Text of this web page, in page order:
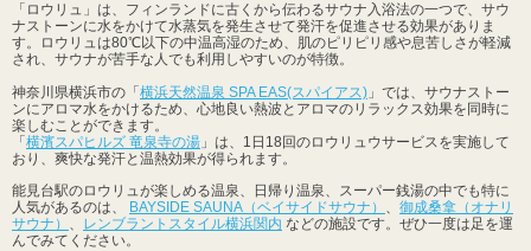
「ロウリュ」は、フィンランドに古くから伝わるサウナ入浴法の一つで、サウ
ナストーンに水をかけて水蒸気を発生させて発汗を促進させる効果がありま
す。ロウリュは80℃以下の中温高湿のため、肌のピリピリ感や息苦しさが軽減
され、サウナが苦手な人でも利用しやすいのが特徴。
神奈川県横浜市の「 横浜天然温泉 SPA EAS(スパイアス) 」では、サウナストー
ンにアロマ水をかけるため、心地良い熱波とアロマのリラックス効果を同時に
楽しむことができます。
「 横濱スパヒルズ 竜泉寺の湯 」は、1日18回のロウリュウサービスを実施して
おり、爽快な発汗と温熱効果が得られます。
能見台駅のロウリュが楽しめる温泉、日帰り温泉、スーパー銭湯の中でも特に
人気があるのは、
BAYSIDE SAUNA（ベイサイドサウナ） 、 御成桑拿（オナリ
サウナ） 、 レンブラントスタイル横浜関内 などの施設です。ぜひ一度は足を運
んでみてください。